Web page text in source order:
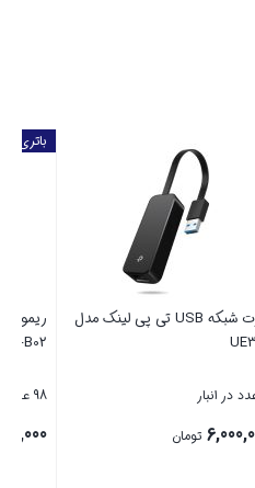
ریموت کنترل کولر همه کاره مدل
98 عدد در انبار
980,000